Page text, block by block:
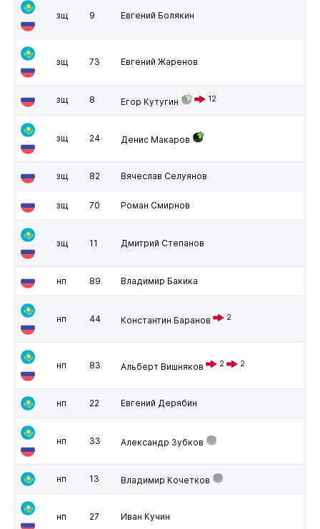
зщ 9 Евгений Болякин
зщ 73 Евгений Жаренов
зщ 8 Егор Кутугин 12
зщ 24 Денис Макаров
зщ 82 Вячеслав Селуянов
зщ 70 Роман Смирнов
зщ 11 Дмитрий Степанов
нп 89 Владимир Бакика
нп 44 Константин Баранов 2
нп 83 Альберт Вишняков 2 2
нп 22 Евгений Дерябин
нп 33 Александр Зубков
нп 13 Владимир Кочетков
нп 27 Иван Кучин